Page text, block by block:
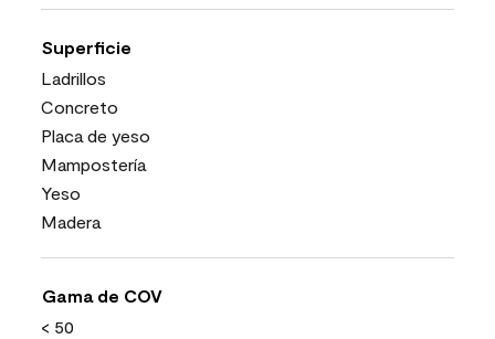
Superficie
Ladrillos
Concreto
Placa de yeso
Mampostería
Yeso
Madera
Gama de COV
< 50